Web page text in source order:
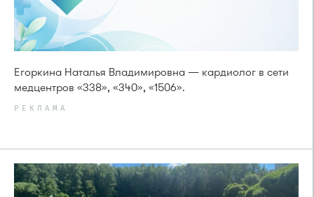
Егоркина Наталья Владимировна — кардиолог в сети
медцентров «338», «340», «1506».
РЕКЛАМА